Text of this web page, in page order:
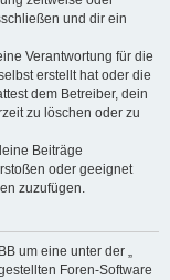
und dir ein
Verantwortung für die
erstellt hat oder die
dem Betreiber, dein
zu löschen oder zu
Beiträge
oder geeignet
zuzufügen.
um eine unter der „
Foren-Software